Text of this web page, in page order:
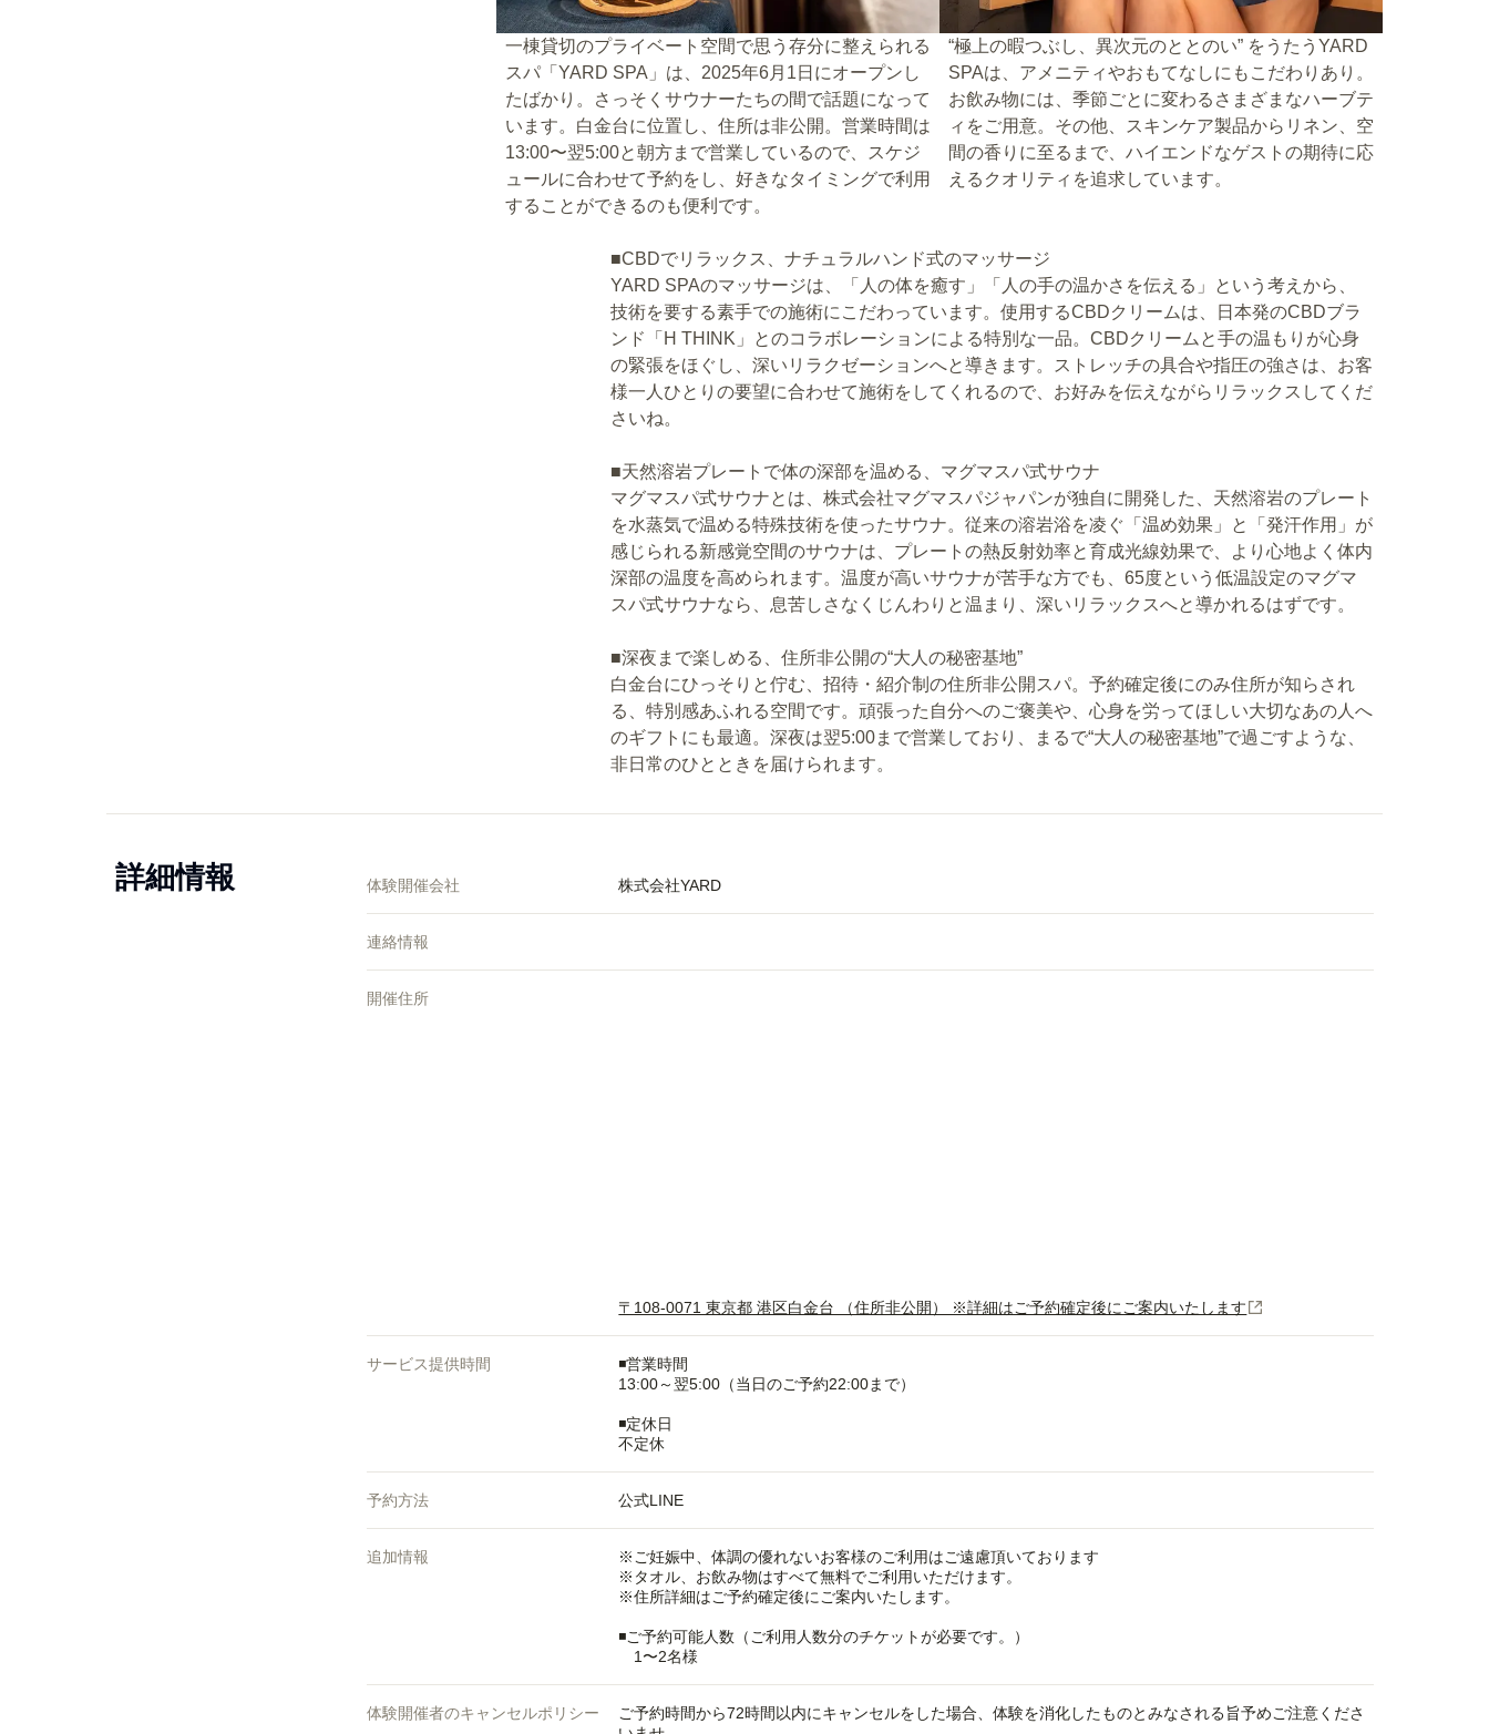
一棟貸切のプライベート空間で思う存分に整えられる
スパ「YARD SPA」は、2025年6月1日にオープンし
たばかり。さっそくサウナーたちの間で話題になって
います。白金台に位置し、住所は非公開。営業時間は
13:00〜翌5:00と朝方まで営業しているので、スケジ
ュールに合わせて予約をし、好きなタイミングで利用
することができるのも便利です。
“極上の暇つぶし、異次元のととのい” をうたうYARD
SPAは、アメニティやおもてなしにもこだわりあり。
お飲み物には、季節ごとに変わるさまざまなハーブテ
ィをご用意。その他、スキンケア製品からリネン、空
間の香りに至るまで、ハイエンドなゲストの期待に応
えるクオリティを追求しています。
■CBDでリラックス、ナチュラルハンド式のマッサージ
YARD SPAのマッサージは、「人の体を癒す」「人の手の温かさを伝える」という考えから、
技術を要する素手での施術にこだわっています。使用するCBDクリームは、日本発のCBDブラ
ンド「H THINK」とのコラボレーションによる特別な一品。CBDクリームと手の温もりが心身
の緊張をほぐし、深いリラクゼーションへと導きます。ストレッチの具合や指圧の強さは、お客
様一人ひとりの要望に合わせて施術をしてくれるので、お好みを伝えながらリラックスしてくだ
さいね。
■天然溶岩プレートで体の深部を温める、マグマスパ式サウナ
マグマスパ式サウナとは、株式会社マグマスパジャパンが独自に開発した、天然溶岩のプレート
を水蒸気で温める特殊技術を使ったサウナ。従来の溶岩浴を凌ぐ「温め効果」と「発汗作用」が
感じられる新感覚空間のサウナは、プレートの熱反射効率と育成光線効果で、より心地よく体内
深部の温度を高められます。温度が高いサウナが苦手な方でも、65度という低温設定のマグマ
スパ式サウナなら、息苦しさなくじんわりと温まり、深いリラックスへと導かれるはずです。
■深夜まで楽しめる、住所非公開の“大人の秘密基地”
白金台にひっそりと佇む、招待・紹介制の住所非公開スパ。予約確定後にのみ住所が知らされ
る、特別感あふれる空間です。頑張った自分へのご褒美や、心身を労ってほしい大切なあの人へ
のギフトにも最適。深夜は翌5:00まで営業しており、まるで“大人の秘密基地”で過ごすような、
非日常のひとときを届けられます。
詳細情報 体験開催会社 株式会社YARD
連絡情報
開催住所
〒108-0071 東京都 港区白金台 （住所非公開） ※詳細はご予約確定後にご案内いたします
サービス提供時間
◾️営業時間
13:00～翌5:00（当日のご予約22:00まで）
◾️定休日
不定休
予約方法 公式LINE
追加情報
※ご妊娠中、体調の優れないお客様のご利用はご遠慮頂いております
※タオル、お飲み物はすべて無料でご利用いただけます。
※住所詳細はご予約確定後にご案内いたします。
◾️ご予約可能人数（ご利用人数分のチケットが必要です。）
1〜2名様
体験開催者のキャンセルポリシー
ご予約時間から72時間以内にキャンセルをした場合、体験を消化したものとみなされる旨予めご注意くださ